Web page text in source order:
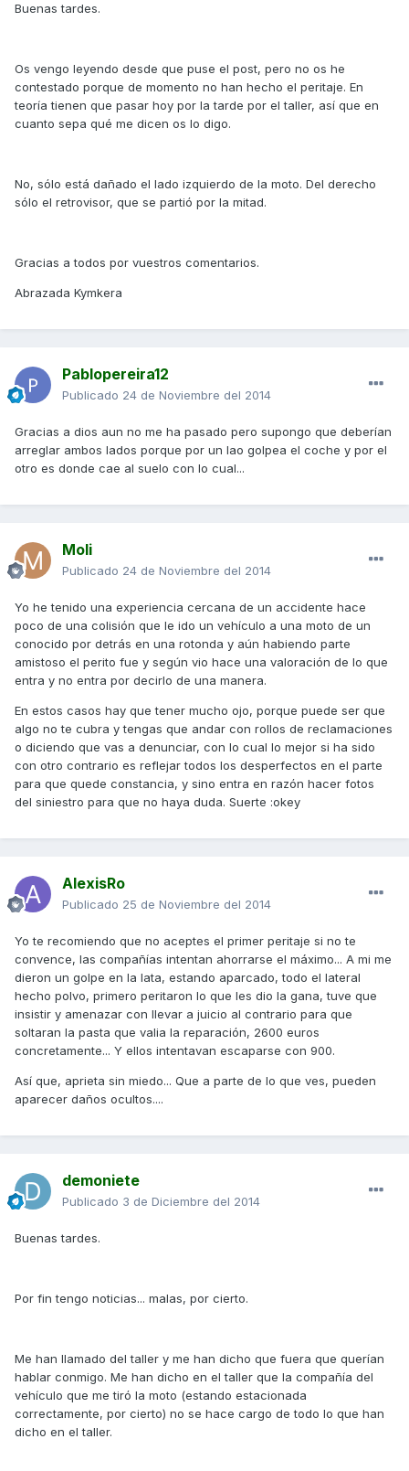
Buenas tardes.
Os vengo leyendo desde que puse el post, pero no os he
contestado porque de momento no han hecho el peritaje. En
teoría tienen que pasar hoy por la tarde por el taller, así que en
cuanto sepa qué me dicen os lo digo.
No, sólo está dañado el lado izquierdo de la moto. Del derecho
sólo el retrovisor, que se partió por la mitad.
Gracias a todos por vuestros comentarios.
Abrazada Kymkera
Pablopereira12
Publicado 24 de Noviembre del 2014
Gracias a dios aun no me ha pasado pero supongo que deberían
arreglar ambos lados porque por un lao golpea el coche y por el
otro es donde cae al suelo con lo cual...
Moli
Publicado 24 de Noviembre del 2014
Yo he tenido una experiencia cercana de un accidente hace
poco de una colisión que le ido un vehículo a una moto de un
conocido por detrás en una rotonda y aún habiendo parte
amistoso el perito fue y según vio hace una valoración de lo que
entra y no entra por decirlo de una manera.
En estos casos hay que tener mucho ojo, porque puede ser que
algo no te cubra y tengas que andar con rollos de reclamaciones
o diciendo que vas a denunciar, con lo cual lo mejor si ha sido
con otro contrario es reflejar todos los desperfectos en el parte
para que quede constancia, y sino entra en razón hacer fotos
del siniestro para que no haya duda. Suerte :okey
AlexisRo
Publicado 25 de Noviembre del 2014
Yo te recomiendo que no aceptes el primer peritaje si no te
convence, las compañías intentan ahorrarse el máximo... A mi me
dieron un golpe en la lata, estando aparcado, todo el lateral
hecho polvo, primero peritaron lo que les dio la gana, tuve que
insistir y amenazar con llevar a juicio al contrario para que
soltaran la pasta que valia la reparación, 2600 euros
concretamente... Y ellos intentavan escaparse con 900.
Así que, aprieta sin miedo... Que a parte de lo que ves, pueden
aparecer daños ocultos....
demoniete
Publicado 3 de Diciembre del 2014
Buenas tardes.
Por fin tengo noticias... malas, por cierto.
Me han llamado del taller y me han dicho que fuera que querían
hablar conmigo. Me han dicho en el taller que la compañía del
vehículo que me tiró la moto (estando estacionada
correctamente, por cierto) no se hace cargo de todo lo que han
dicho en el taller.